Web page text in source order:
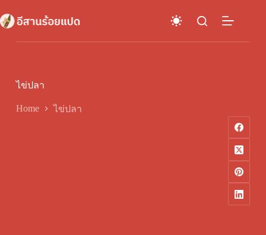
to
content
ไข่ปลา
Home ไข่ปลา